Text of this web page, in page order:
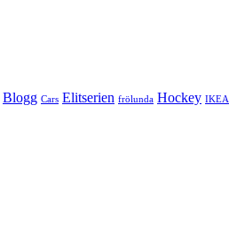
Blogg Cars Elitserien frölunda Hockey IKEA